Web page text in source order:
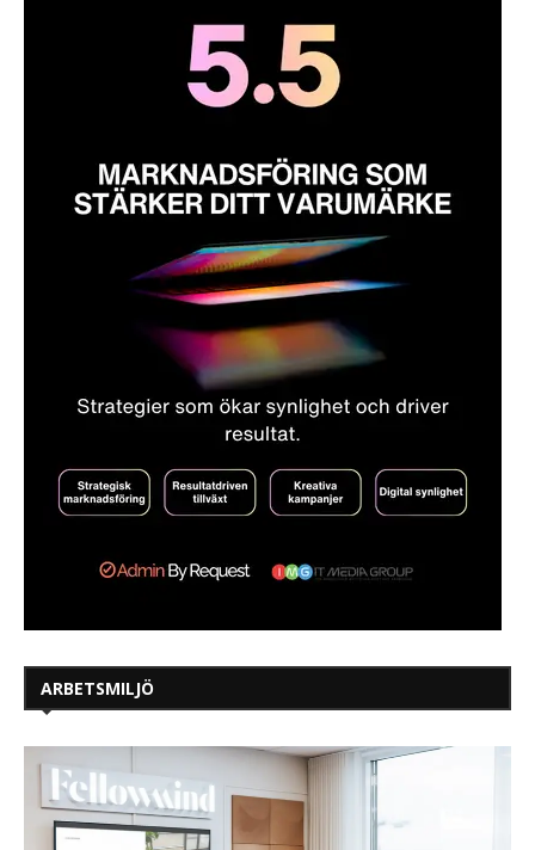
ARBETSMILJÖ